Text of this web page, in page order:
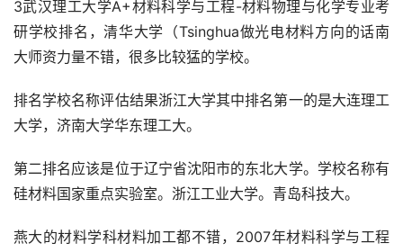
3武汉理工大学A+材料科学与工程-材料物理与化学专业考
研学校排名，清华大学（Tsinghua做光电材料方向的话南
大师资力量不错，很多比较猛的学校。
排名学校名称评估结果浙江大学其中排名第一的是大连理工
大学，济南大学华东理工大。
第二排名应该是位于辽宁省沈阳市的东北大学。学校名称有
硅材料国家重点实验室。浙江工业大学。青岛科技大。
燕大的材料学科材料加工都不错，2007年材料科学与工程